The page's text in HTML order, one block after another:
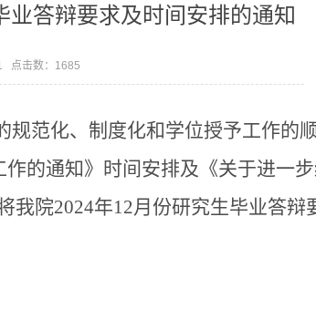
答辩要求及时间安排的通知
点击数： 1685
范化、制度化和学位授予工作的
的通知》时间安排及《关于进一
我院2024年12月份研究生毕业答辩